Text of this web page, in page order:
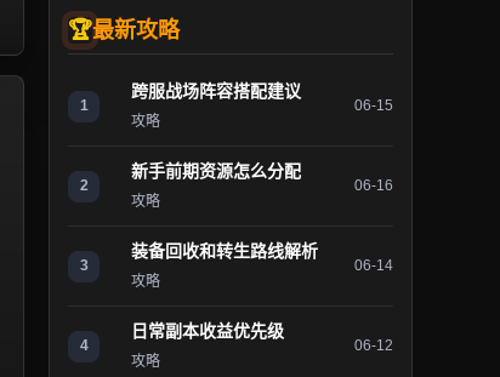
最新攻略
1
跨服战场阵容搭配建议
攻略
06-15
2
新手前期资源怎么分配
攻略
06-16
3
装备回收和转生路线解析
攻略
06-14
4
日常副本收益优先级
攻略
06-12